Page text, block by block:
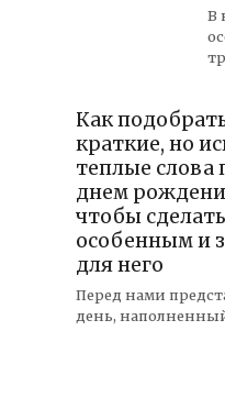
В
Как
краткие, но
теплые слова
днем
чтобы
особенным и
для него
Перед нами
день,